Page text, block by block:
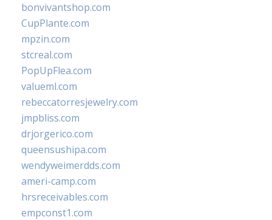
bonvivantshop.com
CupPlante.com
mpzin.com
stcreal.com
PopUpFlea.com
valueml.com
rebeccatorresjewelry.com
jmpbliss.com
drjorgerico.com
queensushipa.com
wendyweimerdds.com
ameri-camp.com
hrsreceivables.com
empconst1.com